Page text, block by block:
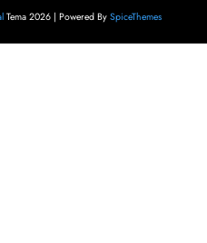
Tema 2026 | Powered By SpiceThemes